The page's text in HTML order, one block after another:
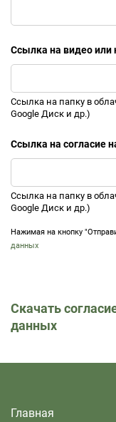
Ссылка на видео или
Ссылка на папку в
Google Диск и др.)
Ссылка на согласие
Ссылка на папку в
Google Диск и др.)
Нажимая на кнопку
данных
Скачать
данных
Главная